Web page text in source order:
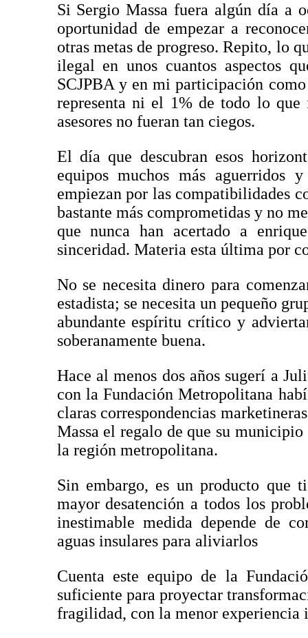
Si Sergio Massa fuera algún día a
oportunidad de empezar a
otras metas de progreso. Repito, lo
ilegal en unos cuantos aspectos
SCJPBA y en mi participación
representa ni el 1% de todo lo que
asesores no fueran tan ciegos.
El día que descubran esos
equipos muchos más aguerridos
empiezan por las compatibilidades
bastante más comprometidas y no
que nunca han acertado a
sinceridad. Materia esta última por
No se necesita dinero para
estadista; se necesita un pequeño
abundante espíritu crítico y
soberanamente buena.
Hace al menos dos años sugerí a
con la Fundación Metropolitana
claras correspondencias
Massa el regalo de que su
la región metropolitana.
Sin embargo, es un producto que
mayor desatención a todos los
inestimable medida depende de
aguas insulares para aliviarlos
Cuenta este equipo de la
suficiente para proyectar
fragilidad, con la menor experiencia